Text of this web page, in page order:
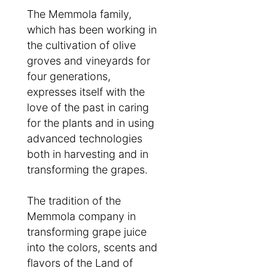
The Memmola family,
which has been working in
the cultivation of olive
groves and vineyards for
four generations,
expresses itself with the
love of the past in caring
for the plants and in using
advanced technologies
both in harvesting and in
transforming the grapes.
The tradition of the
Memmola company in
transforming grape juice
into the colors, scents and
flavors of the Land of